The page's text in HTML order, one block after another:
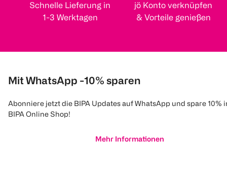
Schnelle Lieferung in
1-3 Werktagen
jö Konto verknüpfen
& Vorteile genießen
Mit WhatsApp -10% sparen
Abonniere jetzt die BIPA Updates auf WhatsApp und spare 10%
BIPA Online Shop!
Mehr Informationen